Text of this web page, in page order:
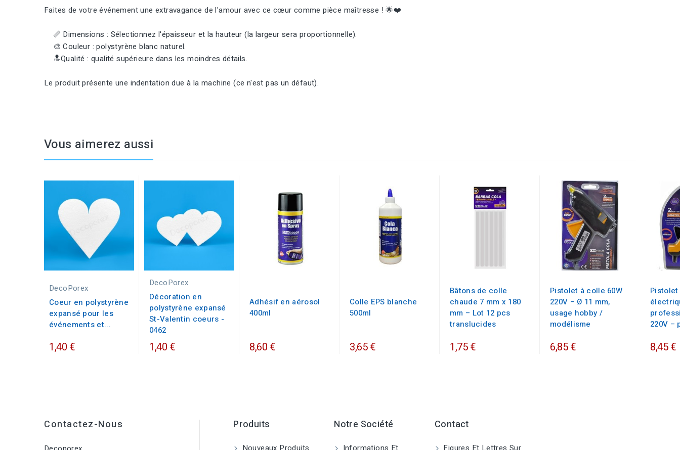
Faites de votre événement une extravagance de l'amour avec ce cœur comme pièce maîtresse ! 🌟❤️
📏 Dimensions : Sélectionnez l'épaisseur et la hauteur (la largeur sera proportionnelle).
🎨 Couleur : polystyrène blanc naturel.
🔝Qualité : qualité supérieure dans les moindres détails.
Le produit présente une indentation due à la machine (ce n'est pas un défaut).
Vous aimerez aussi
DecoPorex
Coeur en polystyrène
expansé pour les
événements et...
1,40 €
DecoPorex
Décoration en
polystyrène expansé
St-Valentin coeurs -
0462
1,40 €
Adhésif en aérosol
400ml
8,60 €
Colle EPS blanche
500ml
3,65 €
Bâtons de colle
chaude 7 mm x 180
mm – Lot 12 pcs
translucides
1,75 €
Pistolet à colle 60W
220V – Ø 11 mm,
usage hobby /
modélisme
6,85 €
220V –
8,45 €
Contactez-Nous Produits Notre Société Contact